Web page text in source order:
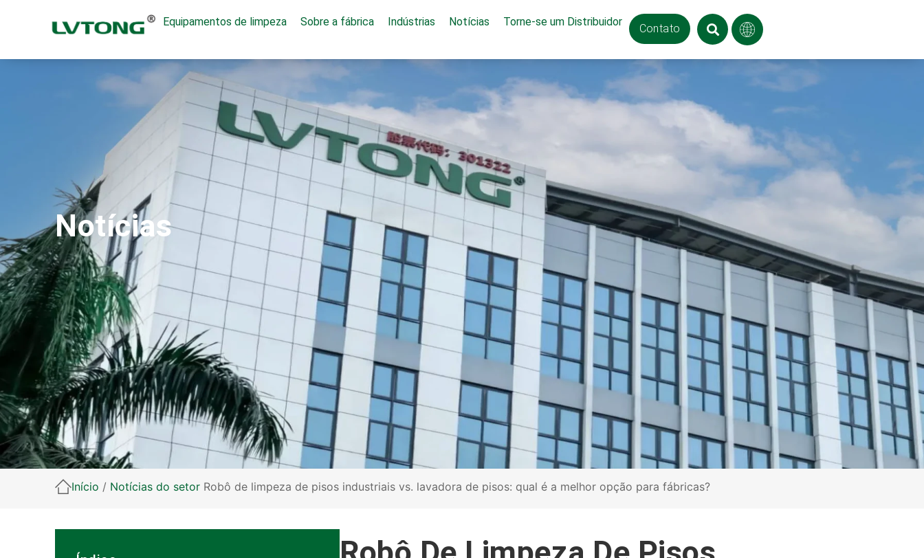
Equipamentos de limpeza Sobre a fábrica Indústrias Notícias Torne-se um Distribuidor
Contato
Notícias
Início / Notícias do setor Robô de limpeza de pisos industriais vs. lavadora de pisos: qual é a melhor opção para fábricas?